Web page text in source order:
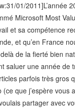
01/2011]L’année
Microsoft Most
et sa compétence
et qu’en France
de la fierté bien
saluer une année de
parfois très gros
(ce que j’espère vous
partager avec